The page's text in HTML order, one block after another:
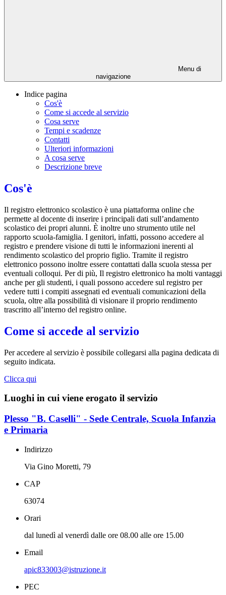
Menu di
navigazione
Indice pagina
Cos'è
Come si accede al servizio
Cosa serve
Tempi e scadenze
Contatti
Ulteriori informazioni
A cosa serve
Descrizione breve
Cos'è
Il registro elettronico scolastico è una piattaforma online che
permette al docente di inserire i principali dati sull’andamento
scolastico dei propri alunni. È inoltre uno strumento utile nel
rapporto scuola-famiglia. I genitori, infatti, possono accedere al
registro e prendere visione di tutti le informazioni inerenti al
rendimento scolastico del proprio figlio. Tramite il registro
elettronico possono inoltre essere contattati dalla scuola stessa per
eventuali colloqui. Per di più, Il registro elettronico ha molti vantaggi
anche per gli studenti, i quali possono accedere sul registro per
vedere tutti i compiti assegnati ed eventuali comunicazioni della
scuola, oltre alla possibilità di visionare il proprio rendimento
trascritto all’interno del registro online.
Come si accede al servizio
Per accedere al servizio è possibile collegarsi alla pagina dedicata di
seguito indicata.
Clicca qui
Luoghi in cui viene erogato il servizio
Plesso "B. Caselli" - Sede Centrale, Scuola Infanzia
e Primaria
Indirizzo
Via Gino Moretti, 79
CAP
63074
Orari
dal lunedì al venerdì dalle ore 08.00 alle ore 15.00
Email
apic833003@istruzione.it
PEC